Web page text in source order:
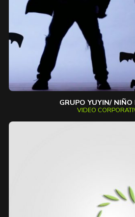
GRUPO YUYIN/ NIÑO
VIDEO